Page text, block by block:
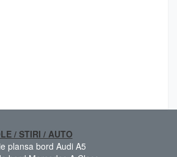
/ STIRI / AUTO
plansa bord Audi A5